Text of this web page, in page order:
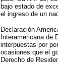
bajo estado de
el ingreso de un
Declaración
Interamericana de
interpuestas por
ocasiones que el
Derecho de